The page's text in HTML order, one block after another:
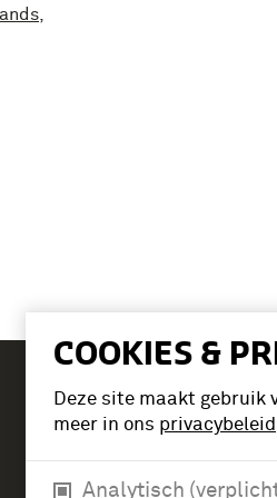
COOKIES &
Deze site maakt gebruik
meer in ons privacybeleid
Analytisch
Tickets
Verlengde